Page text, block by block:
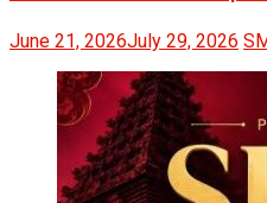
June 21, 2026July 29, 2026